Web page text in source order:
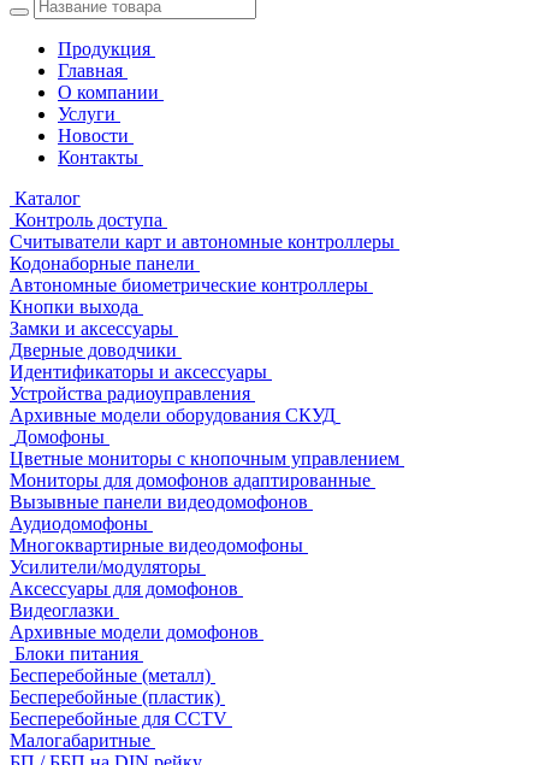
Продукция
Главная
О компании
Услуги
Новости
Контакты
Каталог
Контроль доступа
Считыватели карт и автономные контроллеры
Кодонаборные панели
Автономные биометрические контроллеры
Кнопки выхода
Замки и аксессуары
Дверные доводчики
Идентификаторы и аксессуары
Устройства радиоуправления
Архивные модели оборудования СКУД
Домофоны
Цветные мониторы с кнопочным управлением
Мониторы для домофонов адаптированные
Вызывные панели видеодомофонов
Аудиодомофоны
Многоквартирные видеодомофоны
Усилители/модуляторы
Аксессуары для домофонов
Видеоглазки
Архивные модели домофонов
Блоки питания
Бесперебойные (металл)
Бесперебойные (пластик)
Бесперебойные для CCTV
Малогабаритные